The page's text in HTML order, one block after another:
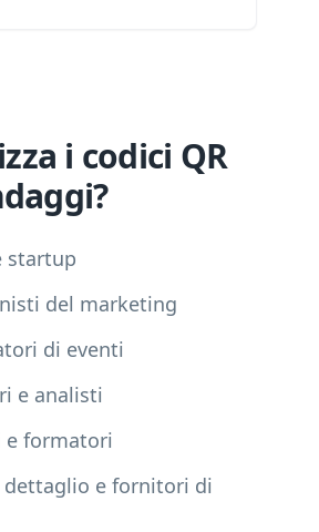
i codici QR
startup
del marketing
di eventi
e analisti
e formatori
dettaglio e fornitori di